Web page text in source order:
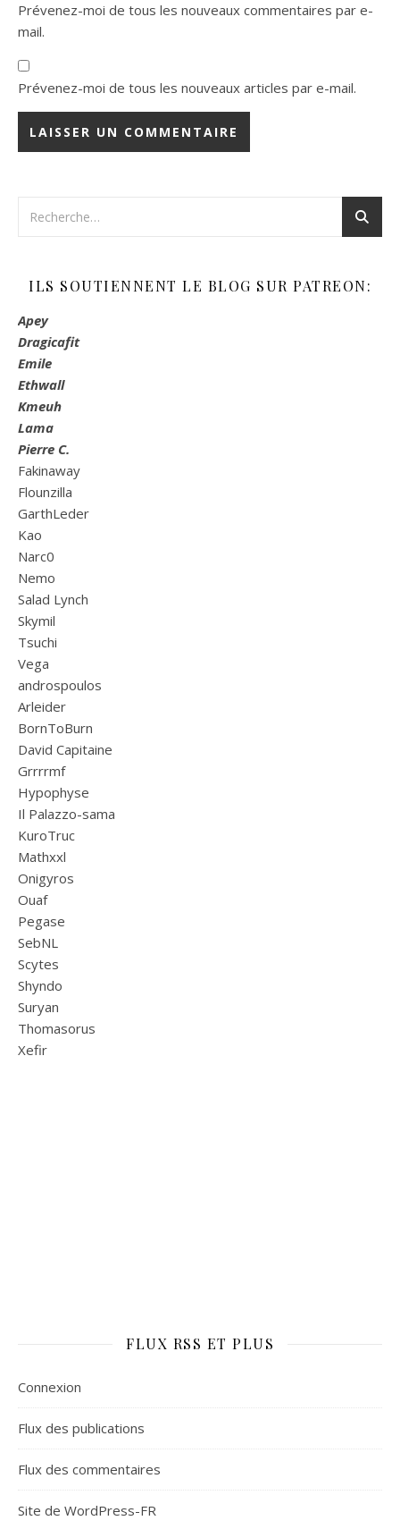
Prévenez-moi de tous les nouveaux commentaires par e-
mail.
Prévenez-moi de tous les nouveaux articles par e-mail.
ILS SOUTIENNENT LE BLOG SUR PATREON:
Apey
Dragicafit
Emile
Ethwall
Kmeuh
Lama
Pierre C.
Fakinaway
Flounzilla
GarthLeder
Kao
Narc0
Nemo
Salad Lynch
Skymil
Tsuchi
Vega
androspoulos
Arleider
BornToBurn
David Capitaine
Grrrrmf
Hypophyse
Il Palazzo-sama
KuroTruc
Mathxxl
Onigyros
Ouaf
Pegase
SebNL
Scytes
Shyndo
Suryan
Thomasorus
Xefir
FLUX RSS ET PLUS
Connexion
Flux des publications
Flux des commentaires
Site de WordPress-FR